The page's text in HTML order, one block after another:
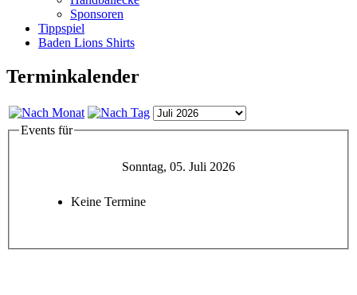
Sponsoren
Tippspiel
Baden Lions Shirts
Terminkalender
Events für
Sonntag, 05. Juli 2026
Keine Termine